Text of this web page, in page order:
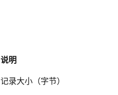
说明
记录大小（字节）